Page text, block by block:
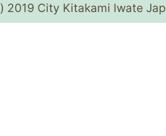
2019 City Kitakami Iwate